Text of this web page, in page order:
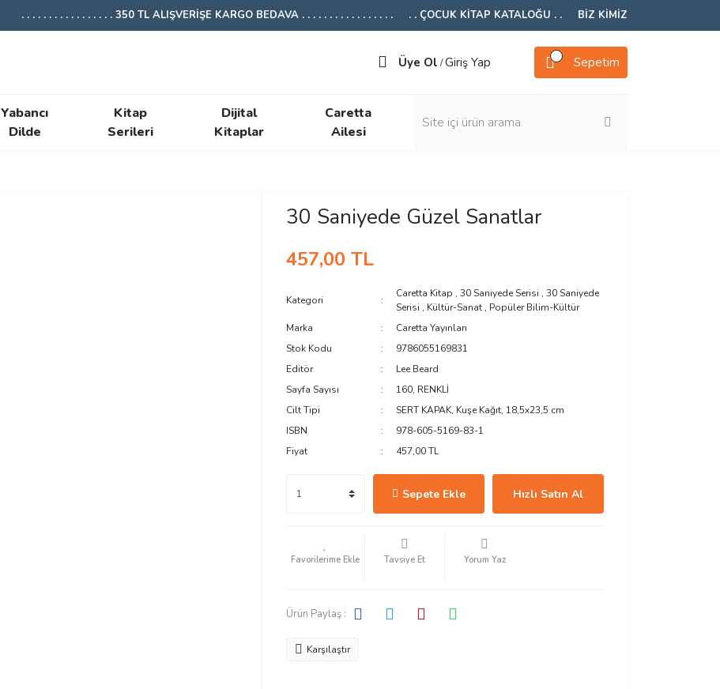
. . . . . . . . . . . . . . . . . 350 TL ALIŞVERİŞE KARGO BEDAVA . . . . . . . . . . . . . . . . . . . ÇOCUK KİTAP KATALOĞU . . BİZ KİMİZ
Üye Ol /Giriş Yap Sepetim
Yabancı
Dilde
Kitap
Serileri
Dijital
Kitaplar
Caretta
Ailesi
30 Saniyede Güzel Sanatlar
457,00 TL
Kategori
Caretta Kitap ,30 Saniyede Serisi ,30 Saniyede
Serisi , Kültür-Sanat , Popüler Bilim-Kültür
Marka
Caretta Yayınları
Stok Kodu
9786055169831
Editör
Lee Beard
Sayfa Sayısı
160, RENKLİ
Cilt Tipi
SERT KAPAK, Kuşe Kağıt, 18,5x23,5 cm
ISBN
978-605-5169-83-1
Fiyat
457,00 TL
Sepete Ekle Hızlı Satın Al
Tavsiye Et Yorum Yaz
Ürün Paylaş :
Karşılaştır